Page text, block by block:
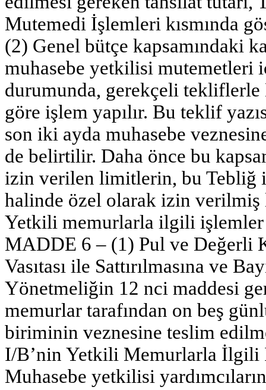
Mutemedi İşlemleri kısmında
(2) Genel bütçe kapsamındaki
muhasebe yetkilisi mutemetleri
durumunda, gerekçeli tekliflerle
göre işlem yapılır. Bu teklif
son iki ayda muhasebe
de belirtilir. Daha önce bu
izin verilen limitlerin, bu Tebliğ
halinde özel olarak izin
Yetkili memurlarla ilgili işlemler
MADDE 6 – (1) Pul ve Değerli
Vasıtası ile Sattırılmasına ve
Yönetmeliğin 12 nci maddesi
memurlar tarafından on beş
biriminin veznesine teslim
I/B’nin Yetkili Memurlarla İlgili
Muhasebe yetkilisi